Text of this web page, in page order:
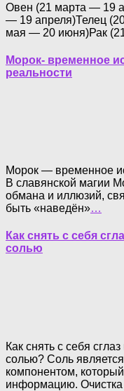
Овен (21 марта — 19
— 19 апреля)Телец
мая — 20 июня)Рак
Морок- временное
реальности
Морок — временное
В славянской магии
обмана и иллюзий,
быть «наведён»…
Как снять с себя
солью
Как снять с себя
солью? Соль
компонентом,
информацию.